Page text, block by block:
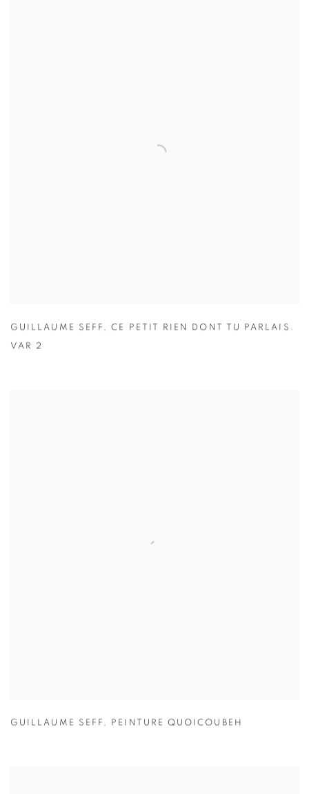
GUILLAUME SEFF ,CE PETIT RIEN DONT TU PARLAIS.
VAR 2
GUILLAUME SEFF , PEINTURE QUOICOUBEH